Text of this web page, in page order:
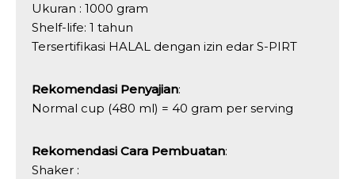
Ukuran : 1000 gram
Shelf-life: 1 tahun
Tersertifikasi HALAL dengan izin edar S-PIRT
Rekomendasi Penyajian:
Normal cup (480 ml) = 40 gram per serving
Rekomendasi Cara Pembuatan:
Shaker :